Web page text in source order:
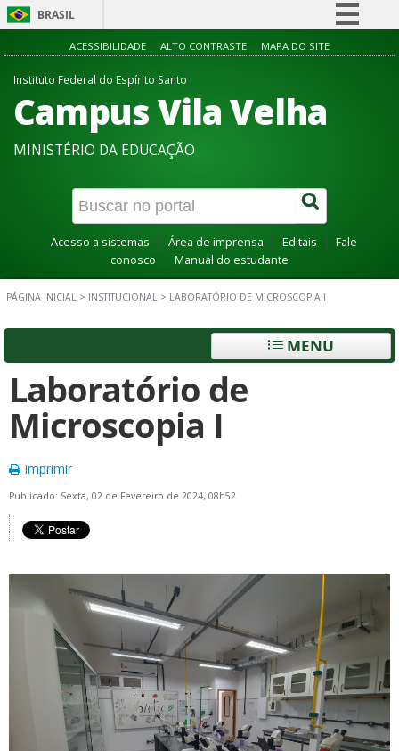
BRASIL
Simplifique!
Participe
Acesso à informação
Canais
ACESSIBILIDADE ALTO CONTRASTE MAPA DO SITE
Instituto Federal do Espírito Santo
Campus Vila Velha
MINISTÉRIO DA EDUCAÇÃO
Acesso a sistemas Área de imprensa Editais
Fale
conosco
Manual do estudante
PÁGINA INICIAL > INSTITUCIONAL > LABORATÓRIO DE MICROSCOPIA I
MENU
Laboratório de
Microscopia I
Imprimir
Publicado: Sexta, 02 de Fevereiro de 2024, 08h52